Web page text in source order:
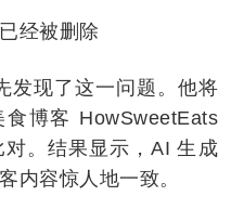
经被删除
现了这一问题。他将
食博客 HowSweetEats
对。结果显示，AI 生成
内容惊人地一致。